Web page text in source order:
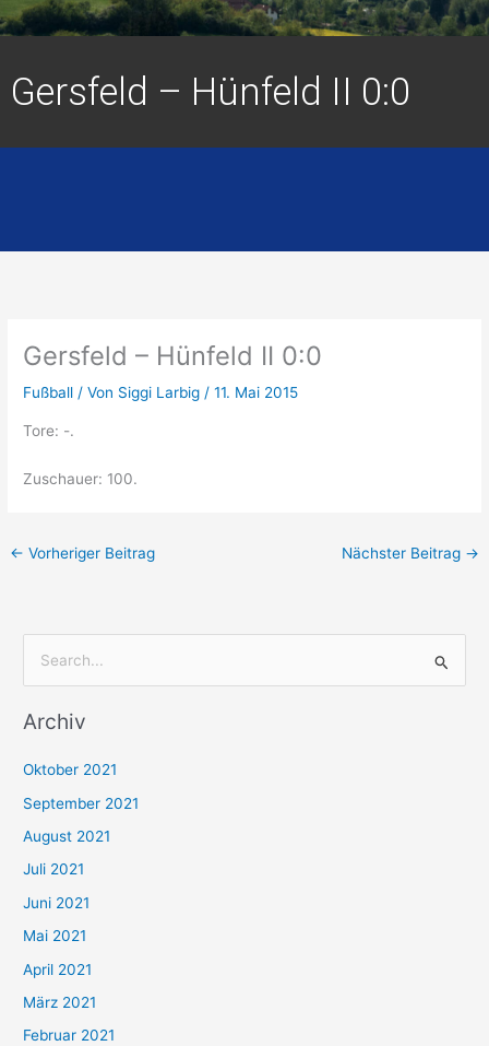
Gersfeld – Hünfeld II 0:0
Gersfeld – Hünfeld II 0:0
Fußball / Von Siggi Larbig/11. Mai 2015
Tore: -.
Zuschauer: 100.
← Vorheriger Beitrag Nächster Beitrag →
c
n
n
a
c
h
:
Archiv
Oktober 2021
September 2021
August 2021
Juli 2021
Juni 2021
Mai 2021
April 2021
März 2021
Februar 2021